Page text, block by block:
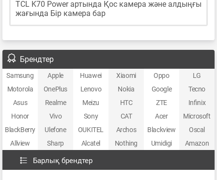
TCL K70 Power артында Қос камера және алдыңғы
жағында Бір камера бар
Брендтер
Samsung Apple Huawei Xiaomi Oppo
LG
Motorola
OnePlus Lenovo Nokia Google
Tecno
Asus
Realme Meizu HTC ZTE
Infinix
Honor
Vivo Sony CAT Acer
Microsoft
BlackBerry
Ulefone OUKITEL Archos Blackview
Oscal
Allview
Sharp Alcatel Nothing Umidigi Amazon
Барлық брендтер